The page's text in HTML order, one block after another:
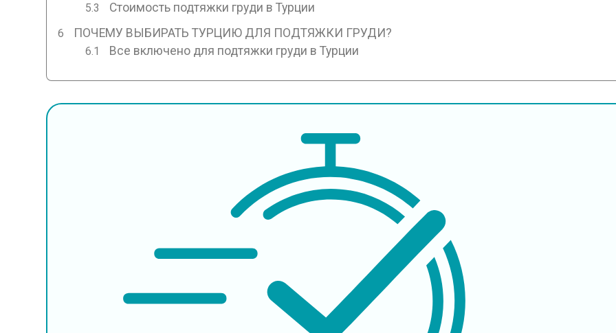
Стоимость подтяжки груди в Турции
ПОЧЕМУ ВЫБИРАТЬ ТУРЦИЮ ДЛЯ ПОДТЯЖКИ ГРУДИ?
Все включено для подтяжки груди в Турции